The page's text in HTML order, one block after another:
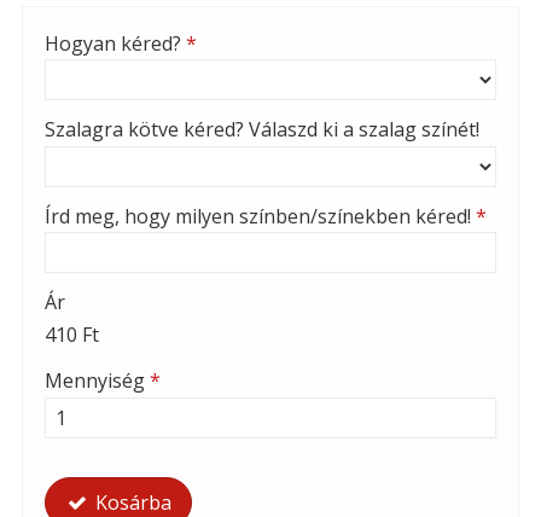
Hogyan kéred? *
Szalagra kötve kéred? Válaszd ki a szalag színét!
Írd meg, hogy milyen színben/színekben kéred! *
Ár
410 Ft
Mennyiség*
Kosárba